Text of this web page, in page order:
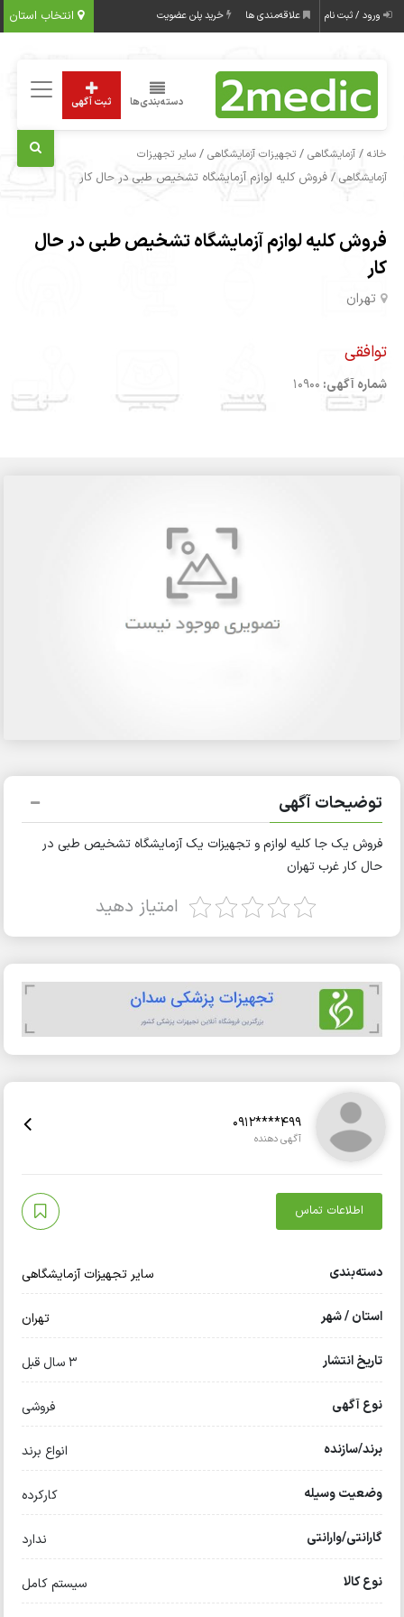
انتخاب استان ورود / ثبت نام علاقه‌مندی ها خرید پلن عضویت
دسته‌بندی‌ها ثبت آگهی
خانه /آزمایشگاهی /تجهیزات آزمایشگاهی /سایر تجهیزات
آزمایشگاهی / فروش کلیه لوازم آزمایشگاه تشخیص طبی در حال کار
فروش کلیه لوازم آزمایشگاه تشخیص طبی در حال
کار
تهران
توافقی
شماره آگهی: 10900
توضیحات آگهی
فروش یک جا کلیه لوازم و تجهیزات یک آزمایشگاه تشخیص طبی در
حال کار غرب تهران
امتیاز دهید
0912****499
آگهی دهنده
اطلاعات تماس
دسته‌بندی سایر تجهیزات آزمایشگاهی
استان / شهر تهران
تاریخ انتشار 3 سال قبل
نوع آگهی فروشی
برند/سازنده انواع برند
وضعیت وسیله کارکرده
گارانتی/وارانتی ندارد
نوع کالا سیستم کامل